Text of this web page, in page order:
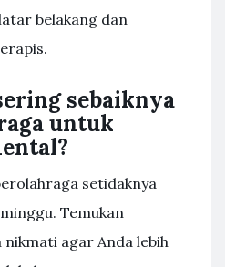
belakang dan
sebaiknya
untuk
setidaknya
Temukan
nikmati agar Anda lebih